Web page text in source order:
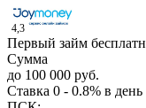
4,3
Первый займ
Сумма
до 100 000 руб.
Ставка 0 - 0.8% в день